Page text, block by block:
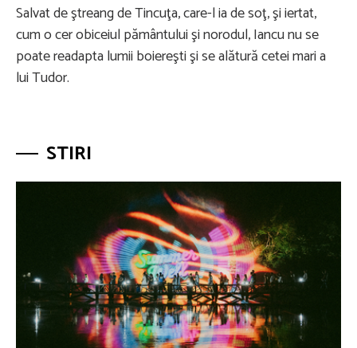
Salvat de ştreang de Tincuţa, care-l ia de soţ, şi iertat,
cum o cer obiceiul pământului şi norodul, Iancu nu se
poate readapta lumii boiereşti şi se alătură cetei mari a
lui Tudor.
STIRI